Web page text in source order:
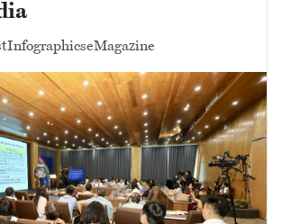
InfographicseMagazine